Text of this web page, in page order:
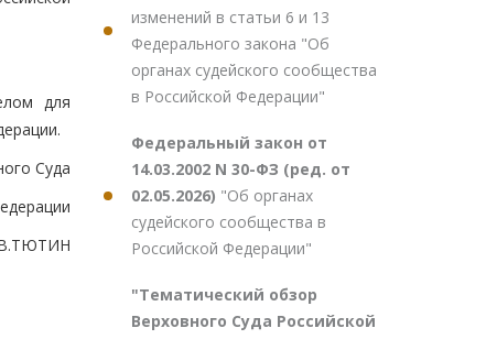
для
Суда
изменений в статьи 6 и 13
Федерального закона "Об
органах судейского сообщества
в Российской Федерации"
Федеральный закон от
14.03.2002 N 30-ФЗ (ред. от
02.05.2026) "Об органах
судейского сообщества в
Российской Федерации"
"Тематический обзор
Верховного Суда Российской